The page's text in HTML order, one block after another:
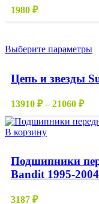
1980 ₽
Выберите параметры
Цепь и звезды
13910 ₽ – 21060 ₽
В корзину
Подшипники
Bandit 1995-2004
3187 ₽